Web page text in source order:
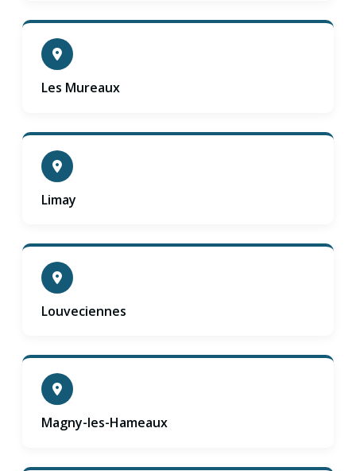
Les Mureaux
Limay
Louveciennes
Magny-les-Hameaux